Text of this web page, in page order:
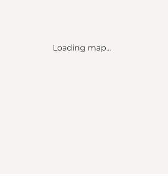
Loading map...